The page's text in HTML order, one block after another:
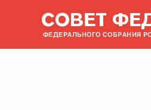
СОВЕТ
ФЕДЕРАЛЬНОГО СОБРАНИЯ